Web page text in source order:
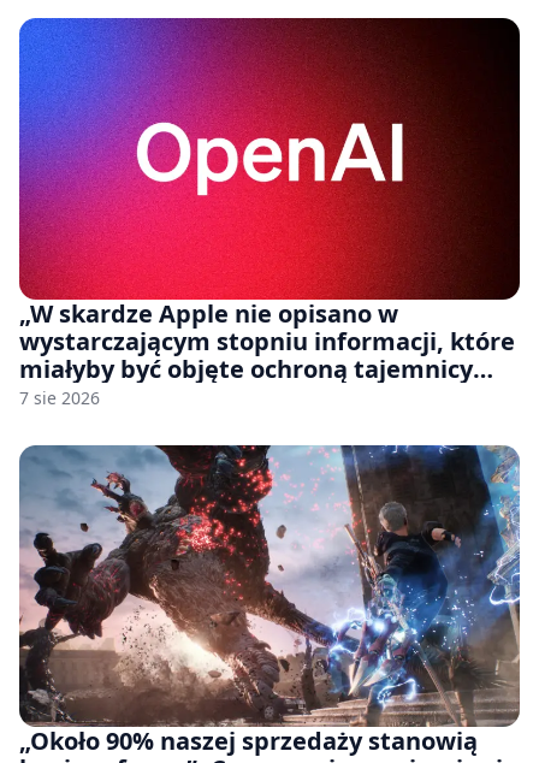
„W skardze Apple nie opisano w
wystarczającym stopniu informacji, które
miałyby być objęte ochroną tajemnicy
handlowej”. OpenAI żąda odrzucenia
7 sie 2026
„Około 90% naszej sprzedaży stanowią